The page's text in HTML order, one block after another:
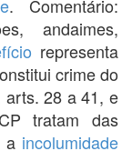
. Comentário:
andaimes,
representa
crime do
arts. 28 a 41, e
tratam das
a incolumidade